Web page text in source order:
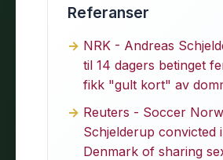
Referanser
NRK - Andreas
til 14 dagers betinget
fikk "gult kort" av
Reuters - Soccer
Schjelderup convicted
Denmark of sharing